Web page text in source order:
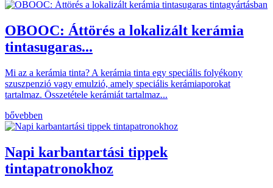
OBOOC: Áttörés a lokalizált kerámia
tintasugaras...
Mi az a kerámia tinta? A kerámia tinta egy speciális folyékony
szuszpenzió vagy emulzió, amely speciális kerámiaporokat
tartalmaz. Összetétele kerámiát tartalmaz...
bővebben
Napi karbantartási tippek
tintapatronokhoz